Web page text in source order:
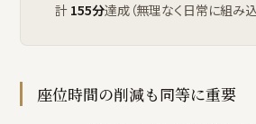
計 155分達成（無理なく日常に組み
座位時間の削減も同等に重要